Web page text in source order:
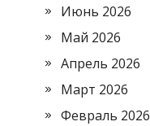
Июнь 2026
Май 2026
Апрель 2026
Март 2026
Февраль 2026